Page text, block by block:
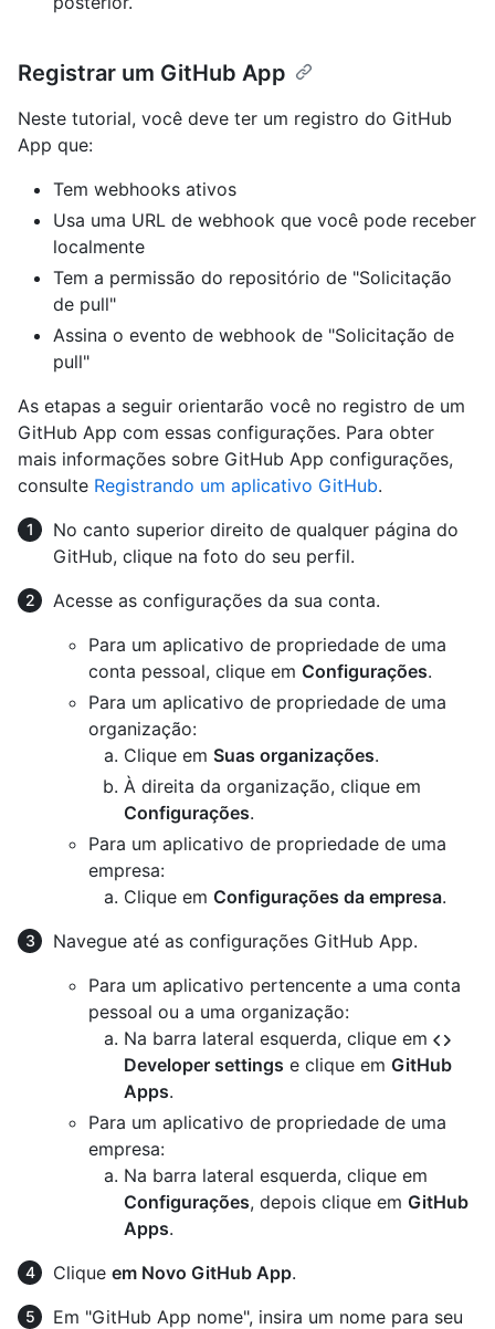
Registrar um GitHub App
Neste tutorial, você deve ter um registro do GitHub
App que:
Tem webhooks ativos
Usa uma URL de webhook que você pode receber
localmente
Tem a permissão do repositório de "Solicitação
de pull"
Assina o evento de webhook de "Solicitação de
pull"
As etapas a seguir orientarão você no registro de um
GitHub App com essas configurações. Para obter
mais informações sobre GitHub App configurações,
consulte Registrando um aplicativo GitHub.
No canto superior direito de qualquer página do
GitHub, clique na foto do seu perfil.
Acesse as configurações da sua conta.
Para um aplicativo de propriedade de uma
conta pessoal, clique em Configurações.
Para um aplicativo de propriedade de uma
organização:
Clique em Suas organizações.
À direita da organização, clique em
Configurações.
Para um aplicativo de propriedade de uma
empresa:
Clique em Configurações da empresa.
Navegue até as configurações GitHub App.
Para um aplicativo pertencente a uma conta
pessoal ou a uma organização:
Na barra lateral esquerda, clique em
Developer settings e clique em GitHub
Apps.
Para um aplicativo de propriedade de uma
empresa:
Na barra lateral esquerda, clique em
Configurações, depois clique em GitHub
Apps.
Clique em Novo GitHub App.
Em "GitHub App nome", insira um nome para seu